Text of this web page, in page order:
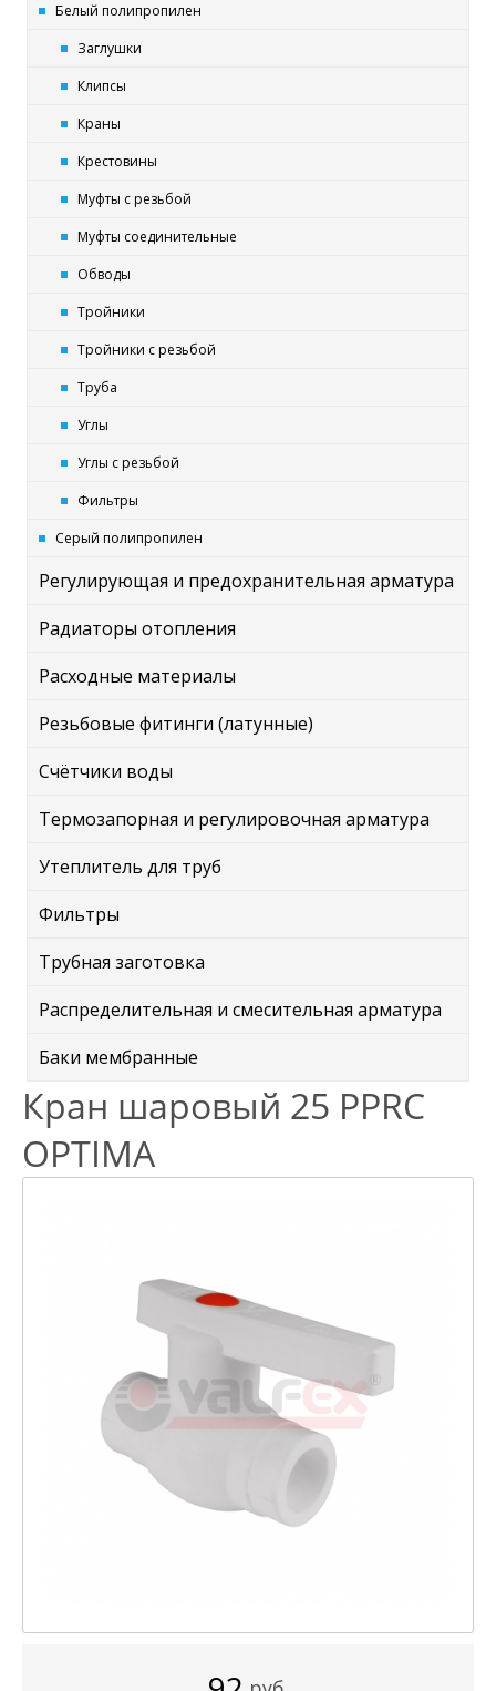
Белый полипропилен
Заглушки
Клипсы
Краны
Крестовины
Муфты с резьбой
Муфты соединительные
Обводы
Тройники
Тройники с резьбой
Труба
Углы
Углы с резьбой
Фильтры
Серый полипропилен
Регулирующая и предохранительная арматура
Радиаторы отопления
Расходные материалы
Резьбовые фитинги (латунные)
Счётчики воды
Термозапорная и регулировочная арматура
Утеплитель для труб
Фильтры
Трубная заготовка
Распределительная и смесительная арматура
Баки мембранные
Кран шаровый 25 PPRC
OPTIMA